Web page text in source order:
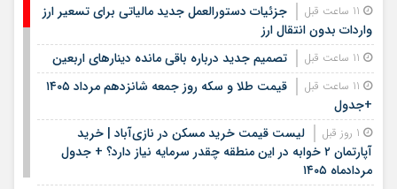
جزئیات دستورالعمل جدید مالیاتی برای تسعیر ارز
واردات بدون انتقال ارز
تصمیم جدید درباره باقی مانده دینارهای اربعین
قیمت طلا و سکه روز جمعه شانزدهم مرداد ۱۴۰۵
+جدول
لیست قیمت خرید مسکن در نازی‌آباد | خرید
آپارتمان ۲ خوابه در این منطقه چقدر سرمایه نیاز دارد؟ + جدول
مردادماه ۱۴۰۵